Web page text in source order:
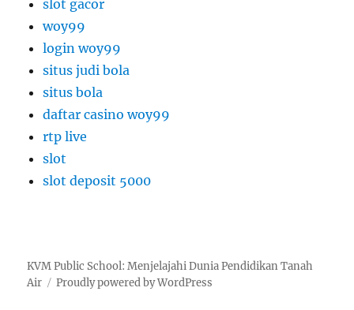
slot gacor
woy99
login woy99
situs judi bola
situs bola
daftar casino woy99
rtp live
slot
slot deposit 5000
KVM Public School: Menjelajahi Dunia Pendidikan Tanah
Air
Proudly powered by WordPress